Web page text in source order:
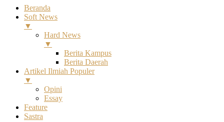
Beranda
Soft News
▼
Hard News
▼
Berita Kampus
Berita Daerah
Artikel Ilmiah Populer
▼
Opini
Essay
Feature
Sastra